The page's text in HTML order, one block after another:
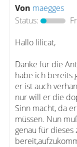
Von maegges
Status:
Hallo lilicat,
Danke für die
habe ich bereits
er ist auch
nur will er die
Sinn macht, da
müssen. Nun
genau für